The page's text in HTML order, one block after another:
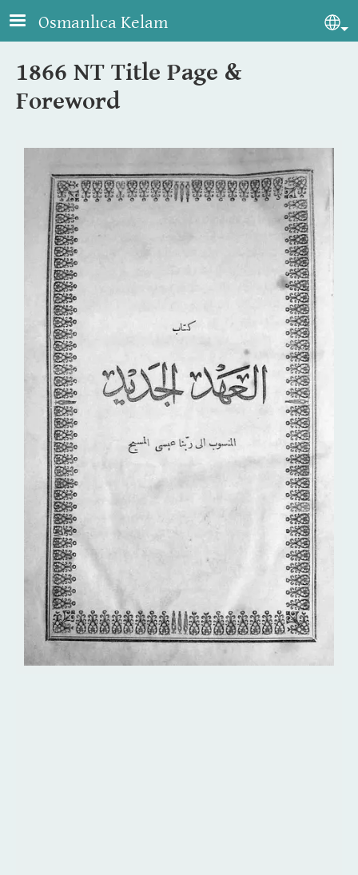
Skip to main content
Osmanlıca Kelam
1866 NT Title Page &
Foreword